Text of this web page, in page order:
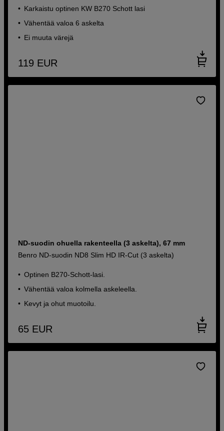
Karkaistu optinen KW B270 Schott lasi
Vähentää valoa 6 askelta
Ei muuta värejä
119 EUR
ND-suodin ohuella rakenteella (3 askelta), 67 mm
Benro ND-suodin ND8 Slim HD IR-Cut (3 askelta)
Optinen B270-Schott-lasi.
Vähentää valoa kolmella askeleella.
Kevyt ja ohut muotoilu.
65 EUR